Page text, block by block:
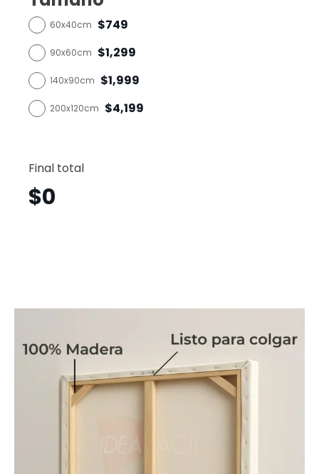
60x40cm $749
90x60cm $1,299
140x90cm $1,999
200x120cm $4,199
Final total
$0